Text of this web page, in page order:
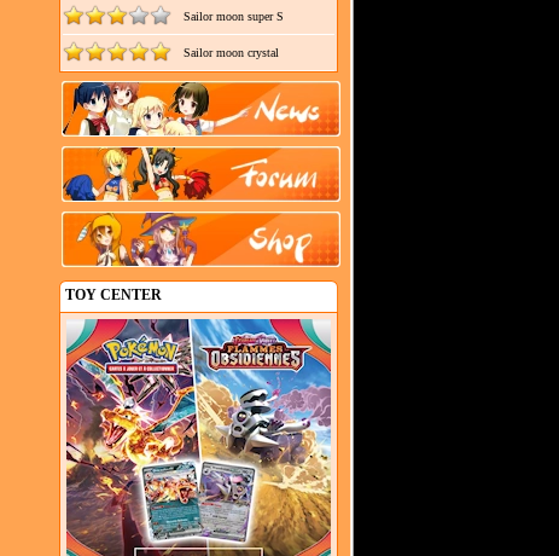
Sailor moon super S
Sailor moon crystal
TOY CENTER